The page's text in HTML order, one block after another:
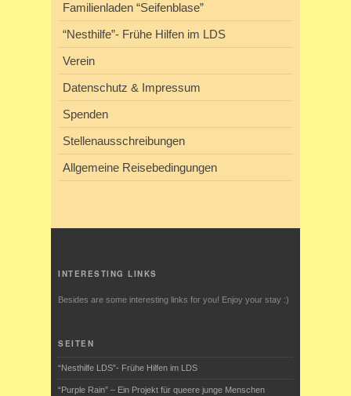
Familienladen “Seifenblase”
“Nesthilfe”- Frühe Hilfen im LDS
Verein
Datenschutz & Impressum
Spenden
Stellenausschreibungen
Allgemeine Reisebedingungen
INTERESTING LINKS
Besides are some interesting links for you! Enjoy your stay :)
SEITEN
“Nesthilfe LDS”- Frühe Hilfen im LDS
“Purple Rain” – Ein Projekt für queere junge Menschen